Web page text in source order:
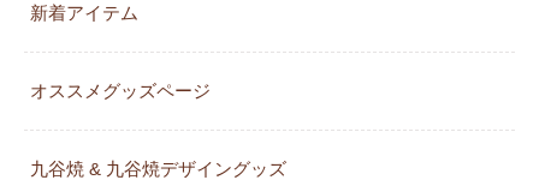
新着アイテム
オススメグッズページ
九谷焼 & 九谷焼デザイングッズ